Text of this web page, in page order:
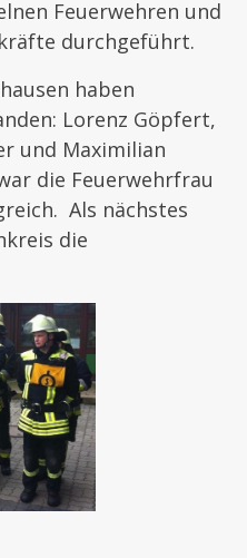
Feuerwehren und
durchgeführt.
haben
Lorenz Göpfert,
und Maximilian
die Feuerwehrfrau
Als nächstes
die